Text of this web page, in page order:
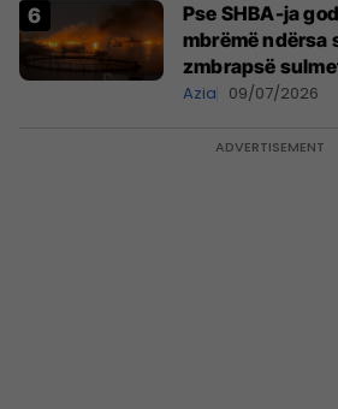
Pse SHBA-ja
mbrëmë ndërsa
zmbrapsë
Azia 09/07/2026